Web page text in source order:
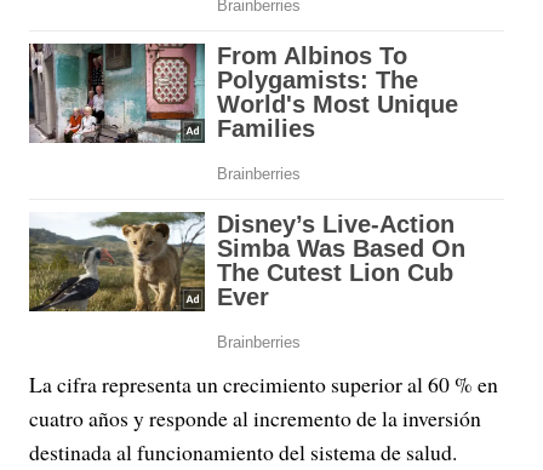
La cifra representa un crecimiento superior al 60 % en
cuatro años y responde al incremento de la inversión
destinada al funcionamiento del sistema de salud.